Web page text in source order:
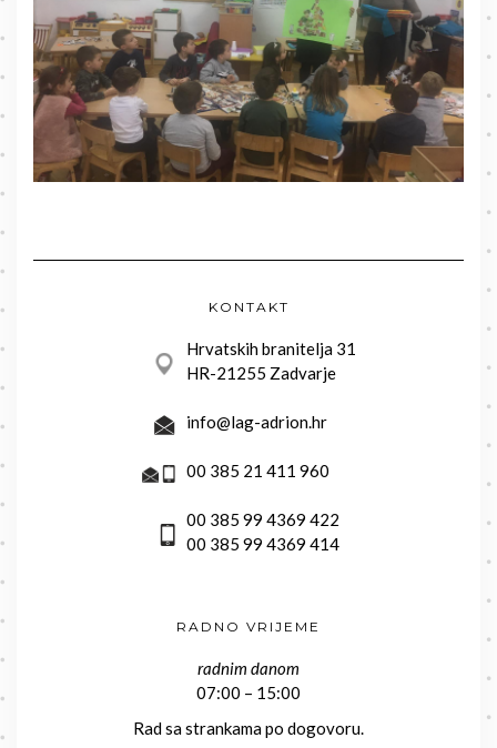
KONTAKT
Hrvatskih branitelja 31
HR-21255 Zadvarje
info@lag-adrion.hr
00 385 21 411 960
00 385 99 4369 422
00 385 99 4369 414
RADNO VRIJEME
radnim danom
07:00 – 15:00
Rad sa strankama po dogovoru.